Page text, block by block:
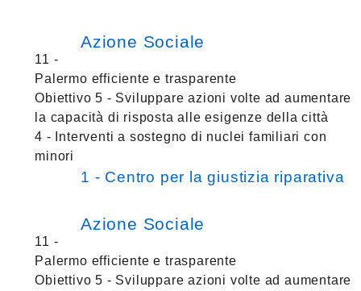
Azione Sociale
11 -
Palermo efficiente e trasparente
Obiettivo 5 - Sviluppare azioni volte ad aumentare
la capacità di risposta alle esigenze della città
4 - Interventi a sostegno di nuclei familiari con
minori
1 - Centro per la giustizia riparativa
Azione Sociale
11 -
Palermo efficiente e trasparente
Obiettivo 5 - Sviluppare azioni volte ad aumentare